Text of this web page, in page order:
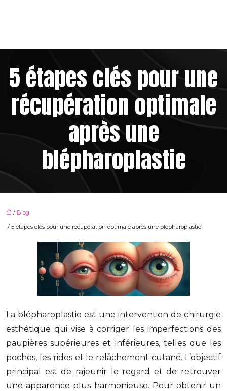
5 étapes clés pour une
récupération optimale
après une
blépharoplastie
/ Blog
/ 5 étapes clés pour une récupération optimale après une blépharoplastie
La blépharoplastie est une intervention de chirurgie
esthétique qui vise à corriger les imperfections des
paupières supérieures et inférieures, telles que les
poches, les rides et le relâchement cutané. L’objectif
principal est de rajeunir le regard et de retrouver
une apparence plus harmonieuse. Pour obtenir un